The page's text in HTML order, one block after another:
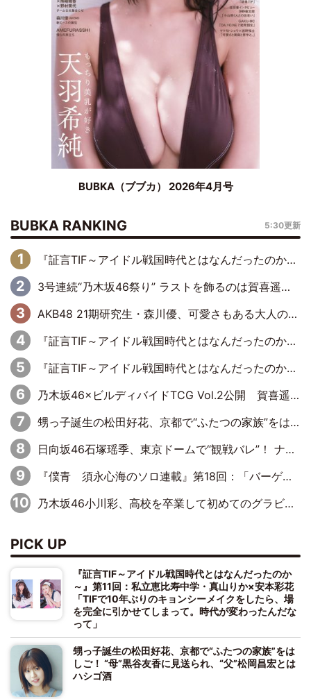
BUBKA（ブブカ） 2026年4月号
BUBKA RANKING 5:30更新
『証言TIF～アイドル戦国時代とはなんだったのか～』第6回：でんぱ組.inc・古川未鈴×相沢梨紗「『ハロプロやりたかったな』って言ったら、夢眠ねむさんに『てめえはでんぱ組．incなんだよ！』って肩パンされて(笑)」
3号連続“乃木坂46祭り” ラストを飾るのは賀喜遥香…5年ぶりの登場に「5年分大人になった私を見ていただけたら」
AKB48 21期研究生・森川優、可愛さもある大人の女性に
『証言TIF～アイドル戦国時代とはなんだったのか～』第11回：私立恵比寿中学・真山りか×安本彩花「TIFで10年ぶりのキョンシーメイクをしたら、場を完全に引かせてしまって。時代が変わったんだなって」
『証言TIF～アイドル戦国時代とはなんだったのか～』第10回：さくら学院・武藤彩未×飯田らうら「正直、中3で辞めるというのを信じてなくて。そう言われてはいたけど、嘘でしょって」
乃木坂46×ビルディバイドTCG Vol.2公開 賀喜遥香＆田村真佑が『京まふ』ステージに登壇
甥っ子誕生の松田好花、京都で“ふたつの家族”をはしご！ “母”黒谷友香に見送られ、“父”松岡昌宏とはハシゴ酒
日向坂46石塚瑶季、東京ドームで“観戦バレ”！ ナイツ・塙も認めた「巨人に詳しすぎるアイドル」は元VENUSスクール生で杉内コーチ推し⁉
『僕青 須永心海のソロ連載』第18回：「バーゲンセールハンターみうな inしまむら」編
乃木坂46小川彩、高校を卒業して初めてのグラビア「大人になった感じがしました(笑)」
PICK UP
『証言TIF～アイドル戦国時代とはなんだったのか
～』第11回：私立恵比寿中学・真山りか×安本彩花
「TIFで10年ぶりのキョンシーメイクをしたら、場
を完全に引かせてしまって。時代が変わったんだな
って」
甥っ子誕生の松田好花、京都で“ふたつの家族”をは
しご！ “母”黒谷友香に見送られ、“父”松岡昌宏とは
ハシゴ酒